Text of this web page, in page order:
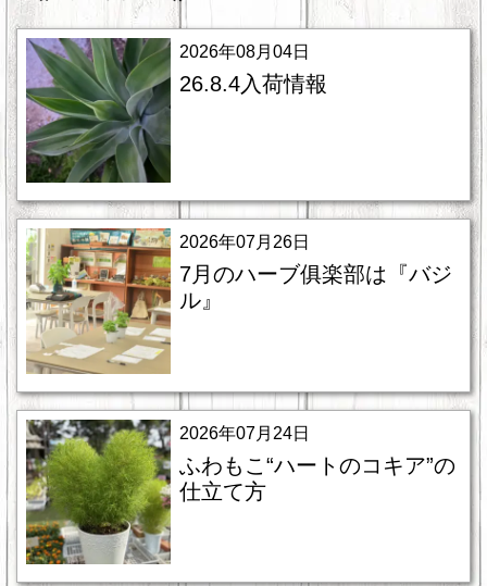
2026年08月04日
26.8.4入荷情報
2026年07月26日
7月のハーブ俱楽部は『バジ
ル』
2026年07月24日
ふわもこ“ハートのコキア”の
仕立て方